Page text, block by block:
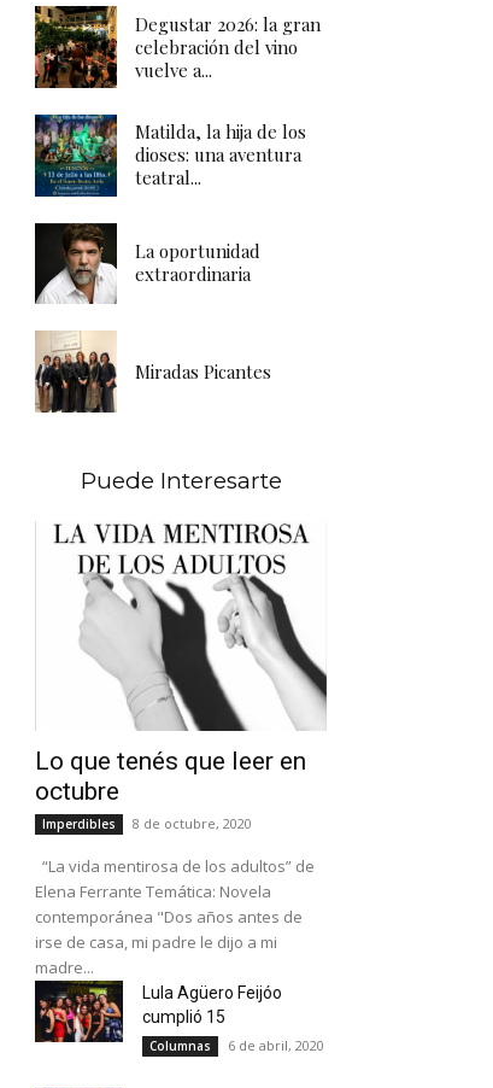
Degustar 2026: la gran
celebración del vino
vuelve a...
Matilda, la hija de los
dioses: una aventura
teatral...
La oportunidad
extraordinaria
Miradas Picantes
Puede Interesarte
Lo que tenés que leer en
octubre
Imperdibles 8 de octubre, 2020
“La vida mentirosa de los adultos” de
Elena Ferrante Temática: Novela
contemporánea "Dos años antes de
irse de casa, mi padre le dijo a mi
madre...
Lula Agüero Feijóo
cumplió 15
Columnas 6 de abril, 2020